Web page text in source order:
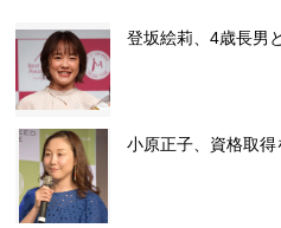
登坂絵莉、4歳長男
小原正子、資格取得